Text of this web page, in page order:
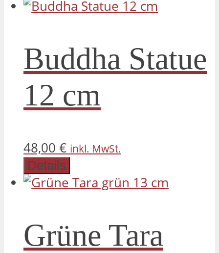
Buddha Statue
12 cm
48,00 € inkl. MwSt.
Details
Grüne Tara